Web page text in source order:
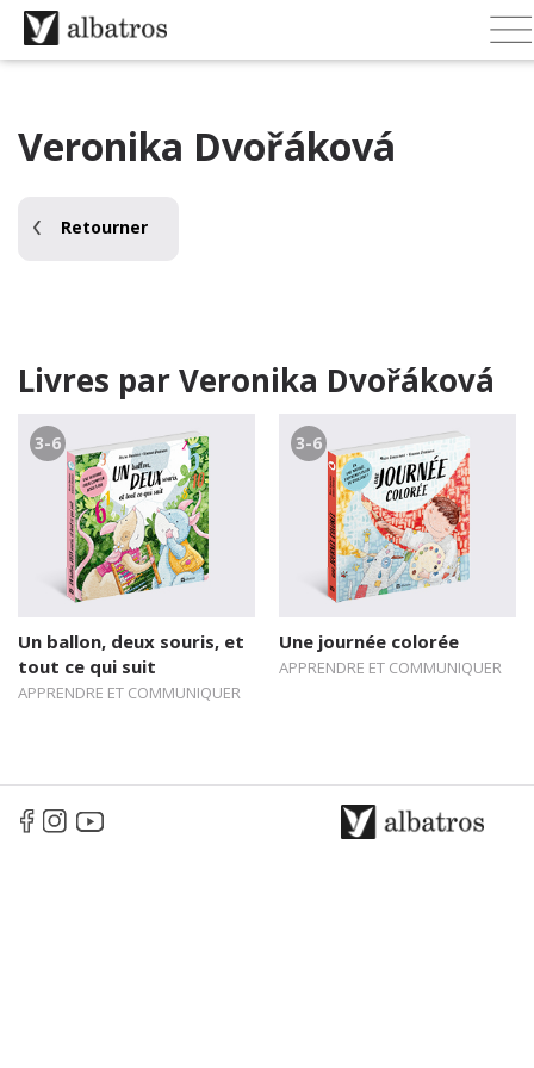
Veronika Dvořáková
Retourner
Livres par Veronika Dvořáková
3-6
Un ballon, deux souris, et
tout ce qui suit
APPRENDRE ET COMMUNIQUER
3-6
Une journée colorée
APPRENDRE ET COMMUNIQUER